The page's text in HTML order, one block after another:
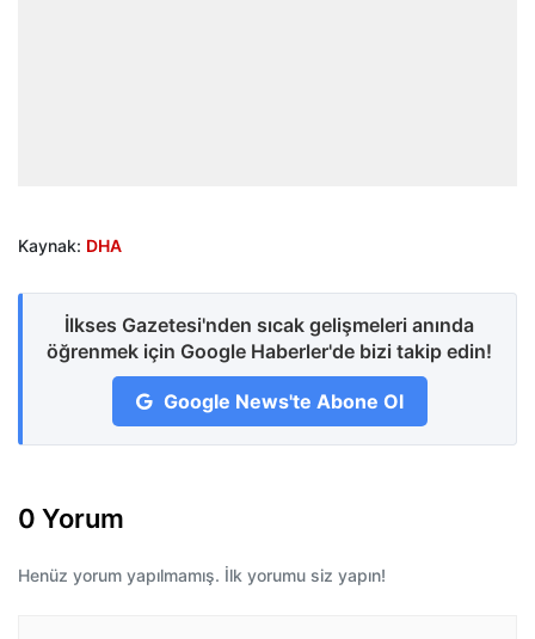
Kaynak: DHA
İlkses Gazetesi'nden sıcak gelişmeleri anında
öğrenmek için Google Haberler'de bizi takip edin!
Google News'te Abone Ol
0 Yorum
Henüz yorum yapılmamış. İlk yorumu siz yapın!